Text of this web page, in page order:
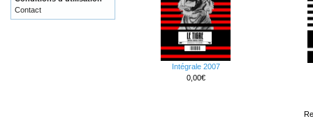
Intégrale 2007
0,00€
Contact